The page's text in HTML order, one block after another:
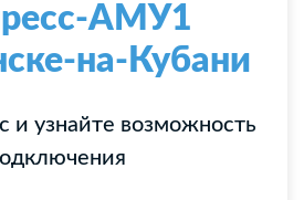
АМУ1
на-Кубани
и узнайте возможность